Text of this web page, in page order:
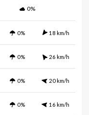
0%
0% 18 km/h
0% 26 km/h
0% 20 km/h
0% 16 km/h